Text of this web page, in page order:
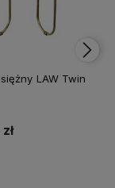
LAW Twin